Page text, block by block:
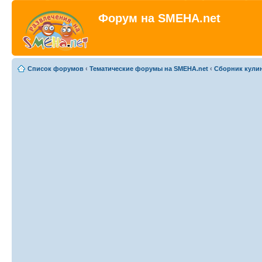
Форум на SMEHA.net
Список форумов ‹ Тематические форумы на SMEHA.net ‹ Сборник